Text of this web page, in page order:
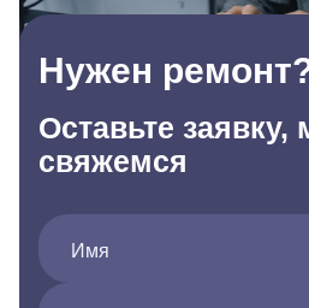
Нужен
Оставьте
свяжемся
Имя